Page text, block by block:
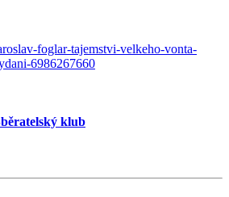
foglar-tajemstvi-velkeho-vonta-
6986267660
klub